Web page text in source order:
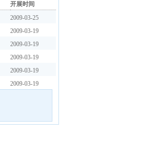
开展时间
2009-03-25
2009-03-19
2009-03-19
2009-03-19
2009-03-19
2009-03-19